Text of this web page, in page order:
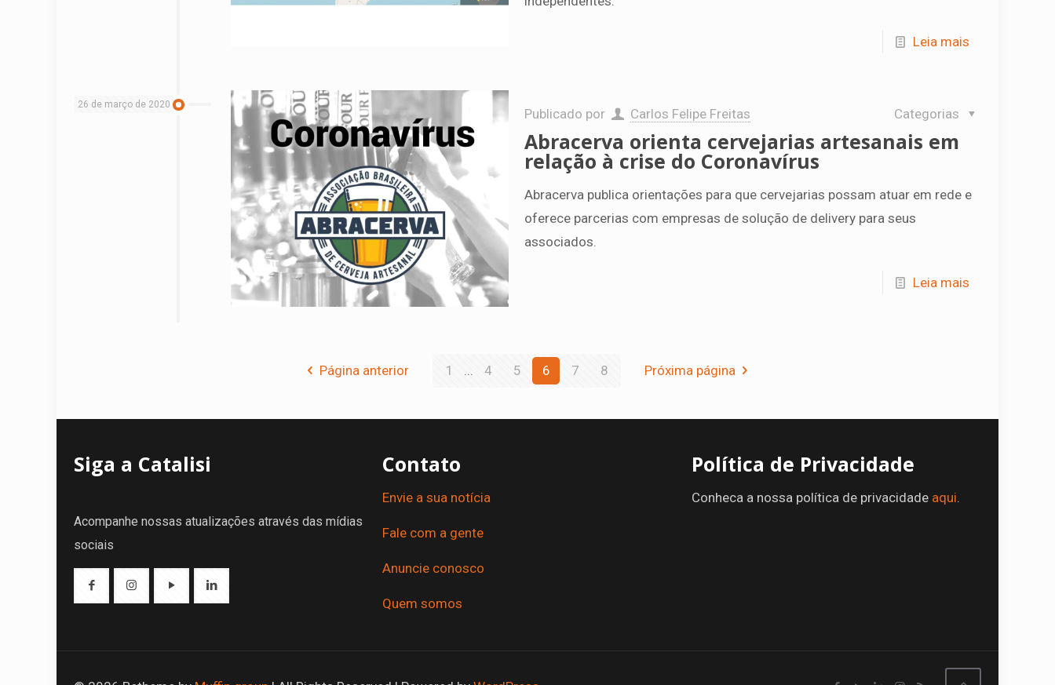
Leia mais
26 de março de 2020
Publicado por Carlos Felipe Freitas Categorias
Abracerva orienta cervejarias artesanais em
relação à crise do Coronavírus
Abracerva publica orientações para que cervejarias possam atuar em rede e
oferece parcerias com empresas de solução de delivery para seus
associados.
Leia mais
Página anterior 1 ... 4 5 6 7 8 Próxima página
Siga a Catalisi
Acompanhe nossas atualizações através das mídias
sociais
Contato
Envie a sua notícia
Fale com a gente
Anuncie conosco
Quem somos
Política de Privacidade
Conheca a nossa política de privacidade aqui.